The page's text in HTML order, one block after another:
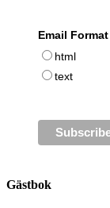
Email Format
html
text
Gästbok